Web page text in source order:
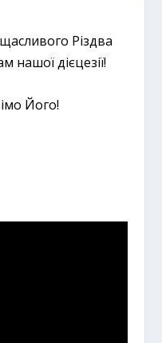
Різдва
нашої дієцезії!
Його!